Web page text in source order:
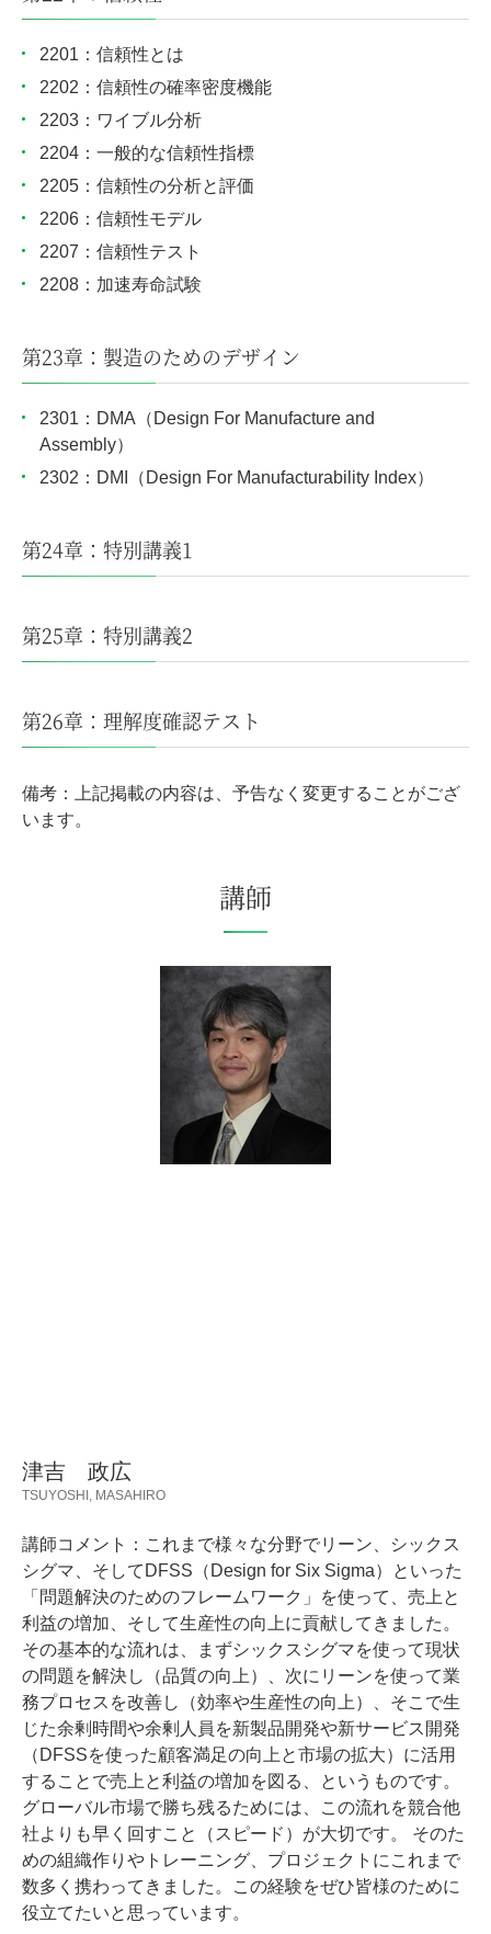
2201：信頼性とは
2202：信頼性の確率密度機能
2203：ワイブル分析
2204：一般的な信頼性指標
2205：信頼性の分析と評価
2206：信頼性モデル
2207：信頼性テスト
2208：加速寿命試験
第23章：製造のためのデザイン
2301：DMA（Design For Manufacture and
Assembly）
2302：DMI（Design For Manufacturability Index）
第24章：特別講義1
第25章：特別講義2
第26章：理解度確認テスト
備考：上記掲載の内容は、予告なく変更することがござ
います。
講師
津吉 政広
TSUYOSHI, MASAHIRO
講師コメント：これまで様々な分野でリーン、シックス
シグマ、そしてDFSS（Design for Six Sigma）といった
「問題解決のためのフレームワーク」を使って、売上と
利益の増加、そして生産性の向上に貢献してきました。
その基本的な流れは、まずシックスシグマを使って現状
の問題を解決し（品質の向上）、次にリーンを使って業
務プロセスを改善し（効率や生産性の向上）、そこで生
じた余剰時間や余剰人員を新製品開発や新サービス開発
（DFSSを使った顧客満足の向上と市場の拡大）に活用
することで売上と利益の増加を図る、というものです。
グローバル市場で勝ち残るためには、この流れを競合他
社よりも早く回すこと（スピード）が大切です。 そのた
めの組織作りやトレーニング、プロジェクトにこれまで
数多く携わってきました。この経験をぜひ皆様のために
役立てたいと思っています。